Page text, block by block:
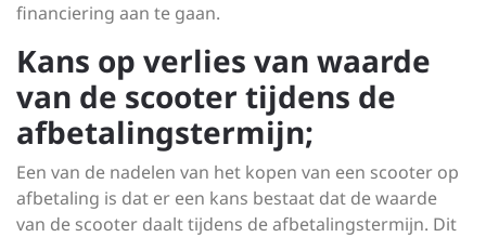
financiering aan te gaan.
Kans op verlies van waarde
van de scooter tijdens de
afbetalingstermijn;
Een van de nadelen van het kopen van een scooter op
afbetaling is dat er een kans bestaat dat de waarde
van de scooter daalt tijdens de afbetalingstermijn. Dit